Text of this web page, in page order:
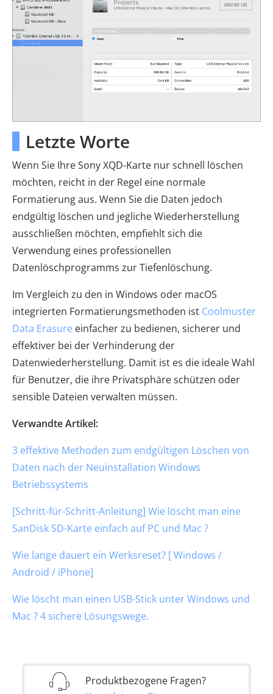
Letzte Worte
Wenn Sie Ihre Sony XQD-Karte nur schnell löschen
möchten, reicht in der Regel eine normale
Formatierung aus. Wenn Sie die Daten jedoch
endgültig löschen und jegliche Wiederherstellung
ausschließen möchten, empfiehlt sich die
Verwendung eines professionellen
Datenlöschprogramms zur Tiefenlöschung.
Im Vergleich zu den in Windows oder macOS
integrierten Formatierungsmethoden ist Coolmuster
Data Erasure einfacher zu bedienen, sicherer und
effektiver bei der Verhinderung der
Datenwiederherstellung. Damit ist es die ideale Wahl
für Benutzer, die ihre Privatsphäre schützen oder
sensible Dateien verwalten müssen.
Verwandte Artikel:
3 effektive Methoden zum endgültigen Löschen von
Daten nach der Neuinstallation Windows
Betriebssystems
[Schritt-für-Schritt-Anleitung] Wie löscht man eine
SanDisk SD-Karte einfach auf PC und Mac ?
Wie lange dauert ein Werksreset? [ Windows /
Android / iPhone]
Wie löscht man einen USB-Stick unter Windows und
Mac ? 4 sichere Lösungswege.
Produktbezogene Fragen?